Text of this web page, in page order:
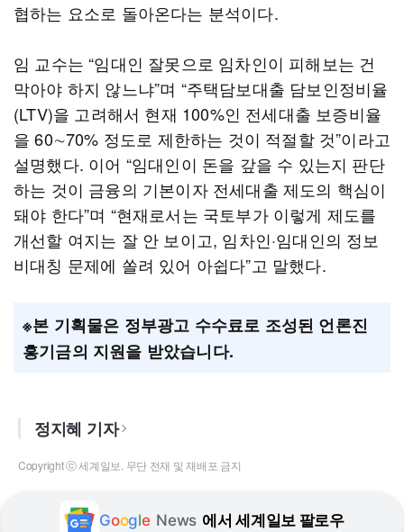
협하는 요소로 돌아온다는 분석이다.
임 교수는 “임대인 잘못으로 임차인이 피해보는 건
막아야 하지 않느냐”며 “주택담보대출 담보인정비율
(LTV)을 고려해서 현재 100%인 전세대출 보증비율
을 60∼70% 정도로 제한하는 것이 적절할 것”이라고
설명했다. 이어 “임대인이 돈을 갚을 수 있는지 판단
하는 것이 금융의 기본이자 전세대출 제도의 핵심이
돼야 한다”며 “현재로서는 국토부가 이렇게 제도를
개선할 여지는 잘 안 보이고, 임차인·임대인의 정보
비대칭 문제에 쏠려 있어 아쉽다”고 말했다.
※본 기획물은 정부광고 수수료로 조성된 언론진
흥기금의 지원을 받았습니다.
정지혜 기자
Copyright ⓒ 세계일보. 무단 전재 및 재배포 금지
Google News 에서 세계일보 팔로우